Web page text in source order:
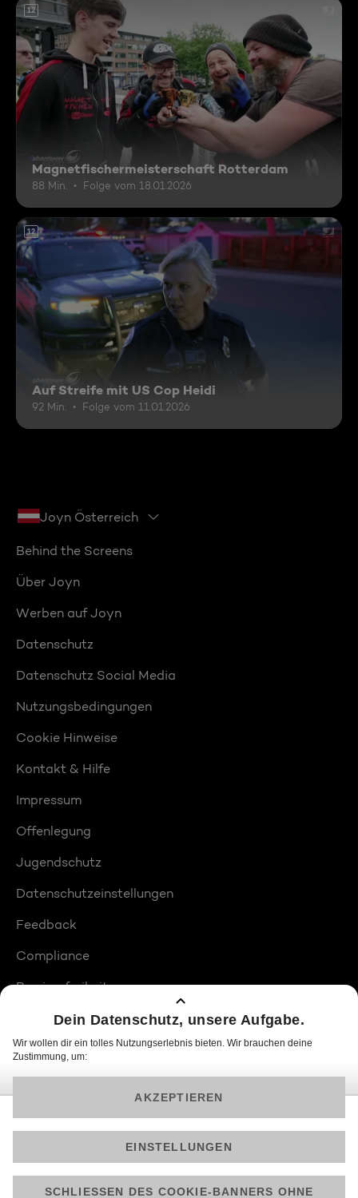
12
Magnetfischermeisterschaft Rotterdam
88 Min. Folge vom 18.01.2026
12
Auf Streife mit US Cop Heidi
92 Min. Folge vom 11.01.2026
Joyn Österreich
Behind the Screens
Über Joyn
Werben auf Joyn
Datenschutz
Datenschutz Social Media
Nutzungsbedingungen
Cookie Hinweise
Kontakt & Hilfe
Impressum
Offenlegung
Jugendschutz
Datenschutzeinstellungen
Feedback
Compliance
Barrierefreiheit
Produktplatzierungen